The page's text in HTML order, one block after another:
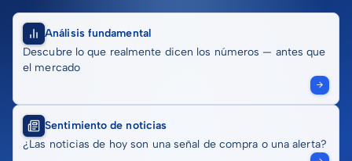
Análisis fundamental
Descubre lo que realmente dicen los números — antes que
el mercado
Sentimiento de noticias
¿Las noticias de hoy son una señal de compra o una alerta?